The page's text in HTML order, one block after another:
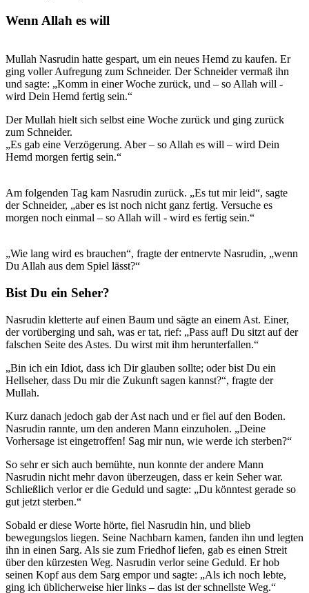
Wenn Allah es will
Mullah Nasrudin hatte gespart, um ein neues Hemd zu kaufen. Er
ging voller Aufregung zum Schneider. Der Schneider vermaß ihn
und sagte: „Komm in einer Woche zurück, und – so Allah will -
wird Dein Hemd fertig sein.“
Der Mullah hielt sich selbst eine Woche zurück und ging zurück
zum Schneider.
„Es gab eine Verzögerung. Aber – so Allah es will – wird Dein
Hemd morgen fertig sein.“
Am folgenden Tag kam Nasrudin zurück. „Es tut mir leid“, sagte
der Schneider, „aber es ist noch nicht ganz fertig. Versuche es
morgen noch einmal – so Allah will - wird es fertig sein.“
„Wie lang wird es brauchen“, fragte der entnervte Nasrudin, „wenn
Du Allah aus dem Spiel lässt?“
Bist Du ein Seher?
Nasrudin kletterte auf einen Baum und sägte an einem Ast. Einer,
der vorüberging und sah, was er tat, rief: „Pass auf! Du sitzt auf der
falschen Seite des Astes. Du wirst mit ihm herunterfallen.“
„Bin ich ein Idiot, dass ich Dir glauben sollte; oder bist Du ein
Hellseher, dass Du mir die Zukunft sagen kannst?“, fragte der
Mullah.
Kurz danach jedoch gab der Ast nach und er fiel auf den Boden.
Nasrudin rannte, um den anderen Mann einzuholen. „Deine
Vorhersage ist eingetroffen! Sag mir nun, wie werde ich sterben?“
So sehr er sich auch bemühte, nun konnte der andere Mann
Nasrudin nicht mehr davon überzeugen, dass er kein Seher war.
Schließlich verlor er die Geduld und sagte: „Du könntest gerade so
gut jetzt sterben.“
Sobald er diese Worte hörte, fiel Nasrudin hin, und blieb
bewegungslos liegen. Seine Nachbarn kamen, fanden ihn und legten
ihn in einen Sarg. Als sie zum Friedhof liefen, gab es einen Streit
über den kürzesten Weg. Nasrudin verlor seine Geduld. Er hob
seinen Kopf aus dem Sarg empor und sagte: „Als ich noch lebte,
ging ich üblicherweise hier links – das ist der schnellste Weg.“